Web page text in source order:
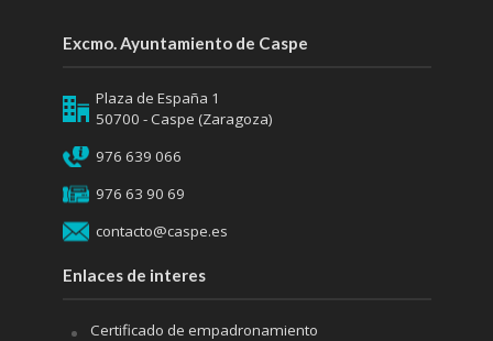
Excmo. Ayuntamiento de Caspe
Plaza de España 1
50700 - Caspe (Zaragoza)
976 639 066
976 63 90 69
contacto@caspe.es
Enlaces de interes
Certificado de empadronamiento